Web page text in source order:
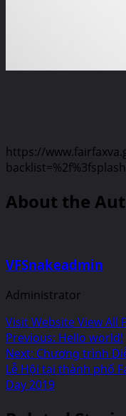
https://
About the
VFSnakeadmin
Administrator
Visit WebsiteView All
Post
navigation
Previous: Hello world!
Next: Chương trình
Lễ Hội tại thành phố
Day 2019